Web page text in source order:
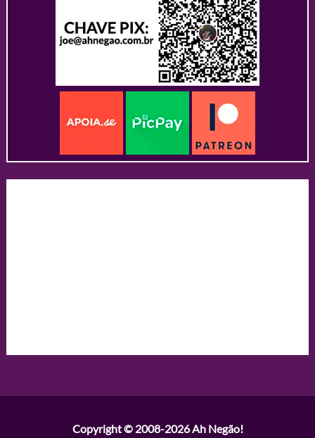
Copyright © 2008-2026Ah Negão!